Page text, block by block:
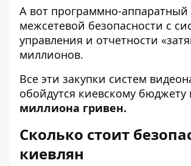
А вот программно-аппаратный
межсетевой безопасности с
управления и отчетности
миллионов.
Все эти закупки систем
обойдутся киевскому бюджету
миллиона гривен.
Сколько стоит
киевлян